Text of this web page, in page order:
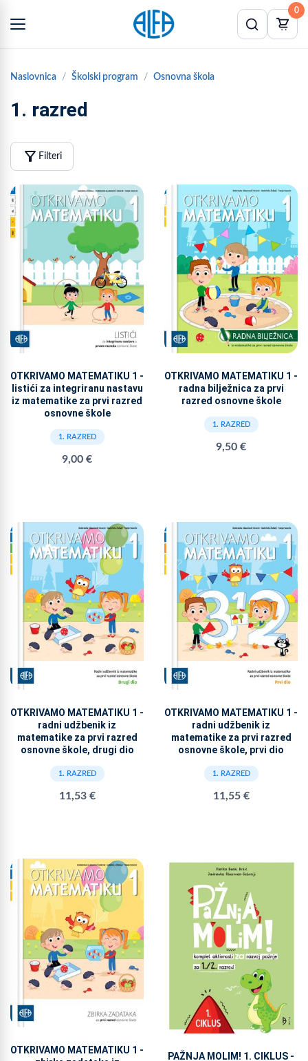
0
Naslovnica Školski program Osnovna škola
1. razred
filter_alt Filteri
OTKRIVAMO MATEMATIKU 1 -
listići za integriranu nastavu
iz matematike za prvi razred
osnovne škole
1. RAZRED
9,00 €
OTKRIVAMO MATEMATIKU 1 -
radna bilježnica za prvi
razred osnovne škole
1. RAZRED
9,50 €
OTKRIVAMO MATEMATIKU 1 -
radni udžbenik iz
matematike za prvi razred
osnovne škole, drugi dio
1. RAZRED
11,53 €
OTKRIVAMO MATEMATIKU 1 -
radni udžbenik iz
matematike za prvi razred
osnovne škole, prvi dio
1. RAZRED
11,55 €
OTKRIVAMO MATEMATIKU 1 -
PAŽNJA MOLIM! 1. CIKLUS -